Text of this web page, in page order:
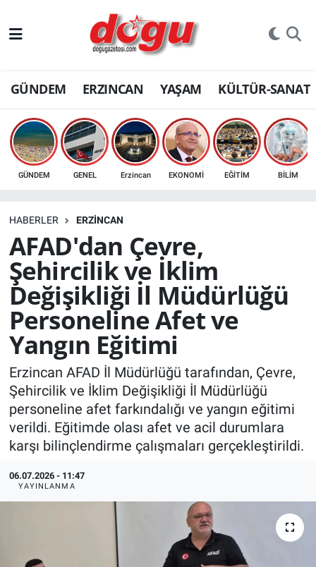
GÜNDEM ERZINCAN YAŞAM KÜLTÜR-SANAT
GÜNDEM GENEL Erzincan EKONOMİ EĞİTİM BİLİM
HABERLER ERZINCAN
AFAD'dan Çevre,
Şehircilik ve İklim
Değişikliği İl Müdürlüğü
Personeline Afet ve
Yangın Eğitimi
Erzincan AFAD İl Müdürlüğü tarafından, Çevre,
Şehircilik ve İklim Değişikliği İl Müdürlüğü
personeline afet farkındalığı ve yangın eğitimi
verildi. Eğitimde olası afet ve acil durumlara
karşı bilinçlendirme çalışmaları gerçekleştirildi.
06.07.2026 - 11:47
YAYINLANMA
ERZINCAN
GÜNDEM
ERZİNCAN FOTOĞRAFLARI
SAĞLIK
EKONOMİ
Bilim, teknoloji
GENEL
KÜLTÜR-SANAT
Yerel Haber
Politika
SPOR
YAŞAM